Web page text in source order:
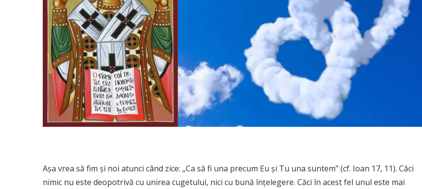
Aşa vrea să fim şi noi atunci când zice: „Ca să fi una precum Eu şi Tu una suntem” (cf. Ioan 17, 11). Căci
nimic nu este deopotrivă cu unirea cugetului, nici cu bună înţelegere. Căci în acest fel unul este mai